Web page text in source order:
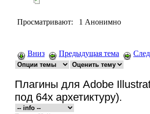
Просматривают: 1 Анонимно
Вниз Предыдущая тема
Плагины для Adobe
под 64x архетиктуру).